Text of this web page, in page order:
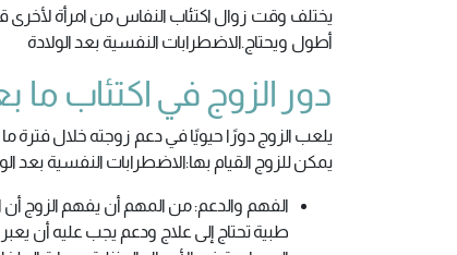
يختلف وقت زوال اكتئاب النفاس من امرأة
أطول ويحتاج.الاضطرابات النفسية بعد الولادة
دور الزوج في اكتئاب ما
يلعب الزوج دورًا حيويًا في دعم زوجته خلال فترة ما
يمكن للزوج القيام بها:الاضطرابات النفسية بعد
الفهم والدعم: من المهم أن يفهم الزوج أن
طبية تحتاج إلى علاج ودعم يجب عليه أن